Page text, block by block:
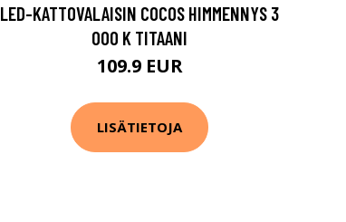
LED-KATTOVALAISIN COCOS HIMMENNYS 3
000 K TITAANI
109.9 EUR
LISÄTIETOJA